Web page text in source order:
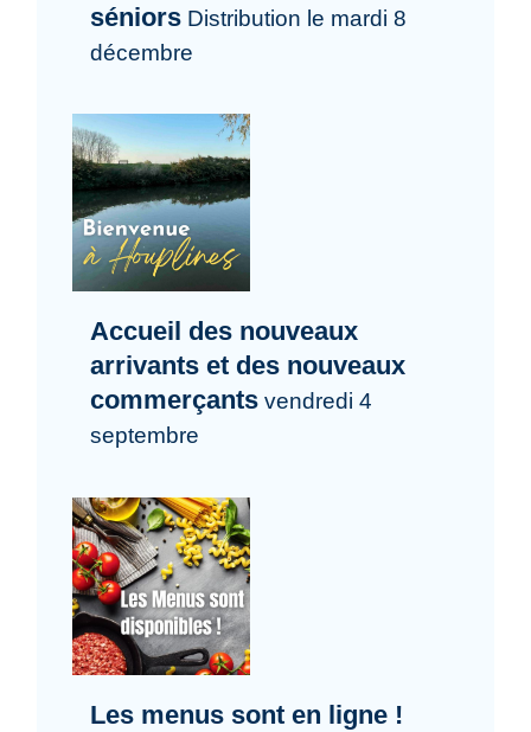
séniors Distribution le mardi 8
décembre
Accueil des nouveaux
arrivants et des nouveaux
commerçants vendredi 4
septembre
Les menus sont en ligne !